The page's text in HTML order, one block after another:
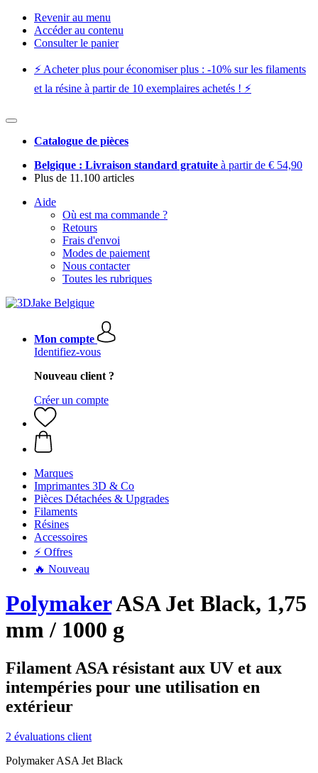
Revenir au menu
Accéder au contenu
Consulter le panier
⚡️ Acheter plus pour économiser plus : -10% sur les filaments
et la résine à partir de 10 exemplaires achetés ! ⚡️
Catalogue de pièces
Belgique : Livraison standard gratuite à partir de € 54,90
Plus de 11.100 articles
Aide
Où est ma commande ?
Retours
Frais d'envoi
Modes de paiement
Nous contacter
Toutes les rubriques
Mon compte
Identifiez-vous
Nouveau client ?
Créer un compte
Marques
Imprimantes 3D & Co
Pièces Détachées & Upgrades
Filaments
Résines
Accessoires
⚡ Offres
🔥 Nouveau
PolymakerASA Jet Black, 1,75
mm / 1000 g
Filament ASA résistant aux UV et aux
intempéries pour une utilisation en
extérieur
2 évaluations client
Polymaker ASA Jet Black